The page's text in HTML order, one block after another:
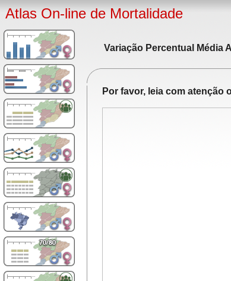
Atlas On-line de Mortalidade
Variação Percentual Média
Por favor, leia com atenção